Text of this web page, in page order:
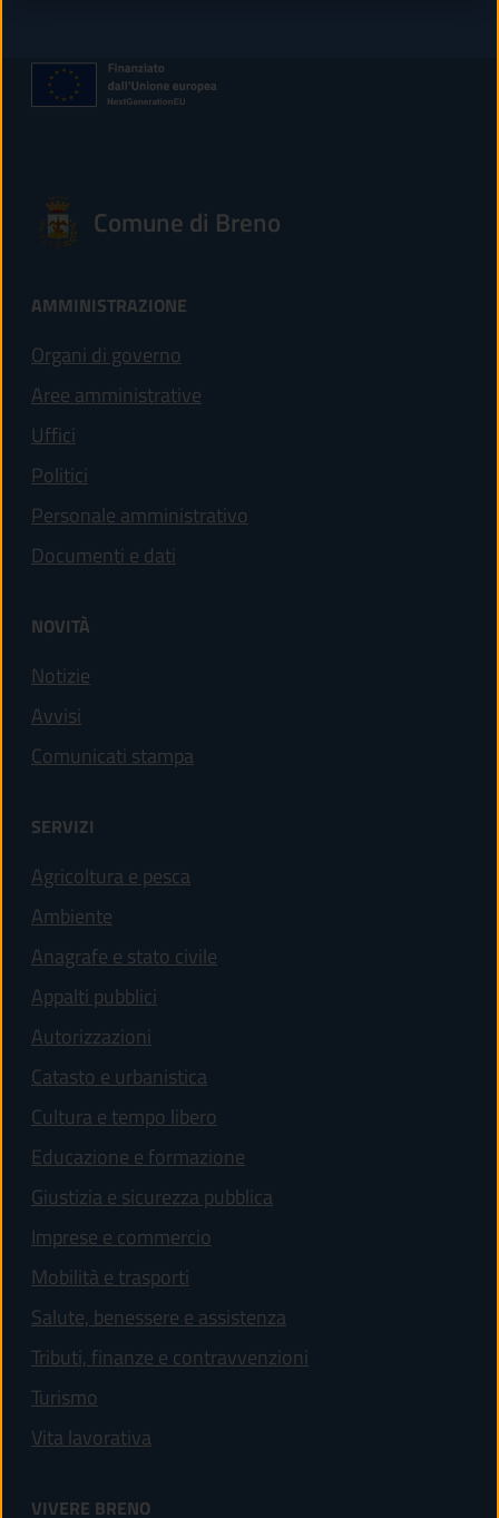
Comune di Breno
AMMINISTRAZIONE
Organi di governo
Aree amministrative
Uffici
Politici
Personale amministrativo
Documenti e dati
NOVITÀ
Notizie
Avvisi
Comunicati stampa
SERVIZI
Agricoltura e pesca
Ambiente
Anagrafe e stato civile
Appalti pubblici
Autorizzazioni
Catasto e urbanistica
Cultura e tempo libero
Educazione e formazione
Giustizia e sicurezza pubblica
Imprese e commercio
Mobilità e trasporti
Salute, benessere e assistenza
Tributi, finanze e contravvenzioni
Turismo
Vita lavorativa
VIVERE BRENO